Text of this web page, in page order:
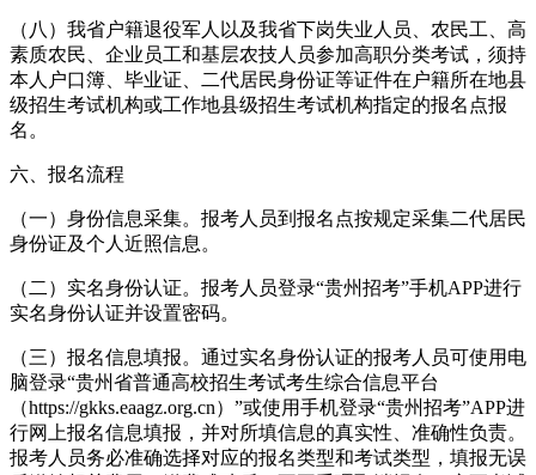
（八）我省户籍退役军人以及我省下岗失业人员、农民工、高
素质农民、企业员工和基层农技人员参加高职分类考试，须持
本人户口簿、毕业证、二代居民身份证等证件在户籍所在地县
级招生考试机构或工作地县级招生考试机构指定的报名点报
名。
六、报名流程
（一）身份信息采集。报考人员到报名点按规定采集二代居民
身份证及个人近照信息。
（二）实名身份认证。报考人员登录“贵州招考”手机APP进行
实名身份认证并设置密码。
（三）报名信息填报。通过实名身份认证的报考人员可使用电
脑登录“贵州省普通高校招生考试考生综合信息平台
（https://gkks.eaagz.org.cn）”或使用手机登录“贵州招考”APP进
行网上报名信息填报，并对所填信息的真实性、准确性负责。
报考人员务必准确选择对应的报名类型和考试类型，填报无误